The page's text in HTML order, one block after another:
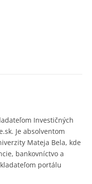
Investičných
Je absolventom
Mateja Bela, kde
bankovníctvo a
portálu